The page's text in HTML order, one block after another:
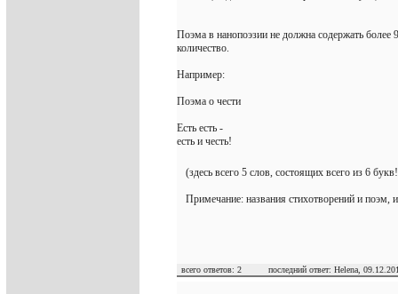
Поэма в нанопоэзии не должна содержать
количество.
Например:
Поэма о чести
Есть есть -
есть и честь!
(здесь всего 5 слов, состоящих всего из 6
Примечание: названия стихотворений и поэм,
всего ответов: 2 последний ответ: Helena,